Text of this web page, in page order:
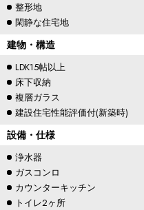
整形地
閑静な住宅地
建物・構造
LDK15帖以上
床下収納
複層ガラス
建設住宅性能評価付(新築時)
設備・仕様
浄水器
ガスコンロ
カウンターキッチン
トイレ2ヶ所